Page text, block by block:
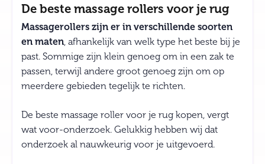
De beste massage rollers voor je rug
Massagerollers zijn er in verschillende soorten
en maten, afhankelijk van welk type het beste bij je
past. Sommige zijn klein genoeg om in een zak te
passen, terwijl andere groot genoeg zijn om op
meerdere gebieden tegelijk te richten.
De beste massage roller voor je rug kopen, vergt
wat voor-onderzoek. Gelukkig hebben wij dat
onderzoek al nauwkeurig voor je uitgevoerd.